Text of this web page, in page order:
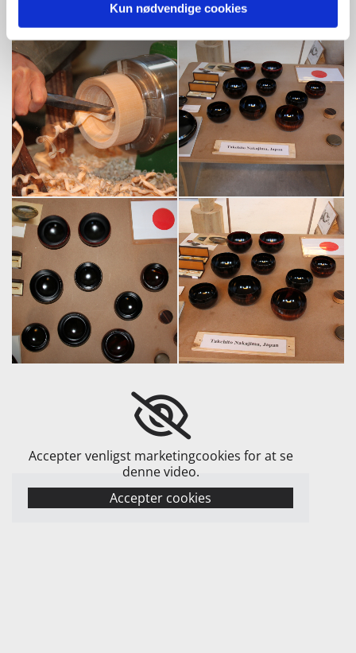
Kun nødvendige cookies
Accepter venligst marketingcookies for at se
denne video.
Accepter cookies